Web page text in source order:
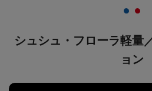
シュシュ・フローラ軽量
ョン